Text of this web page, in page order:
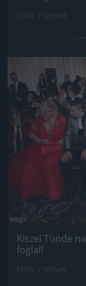
Kiszel Tünde
foglal!